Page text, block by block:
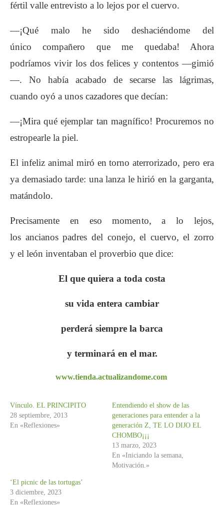
fértil valle entrevisto a lo lejos por el cuervo.
—¡Qué malo he sido deshaciéndome del
únicocompañero que me quedaba! Ahora
podríamos vivir los dos felices y contentos —gimió
—. No había acabado de secarse las lágrimas,
cuando oyó a unos cazadores que decían:
—¡Mira qué ejemplar tan magnífico! Procuremos no
estropearle la piel.
El infeliz animal miró en torno aterrorizado,pero era
ya demasiado tarde: una lanza le hirió en la garganta,
matándolo.
Precisamente en eso momento, a lo lejos,
los ancianos padres del conejo, el cuervo, el zorro
y el león inventaban el proverbio que dice:
El que quiera a toda costa
su vida entera cambiar
perderá siempre la barca
y terminará en el mar.
www.tienda.actualizandome.com
Vínculo. EL PRINCIPITO
28 septiembre, 2013
En «Reflexiones»
Entendiendo el show de las
generaciones para entender a la
generación Z, TE LO DIJO EL
CHOMBO¡¡¡
13 marzo, 2023
En «Iniciando la semana,
Motivación.»
‘El picnic de las tortugas’
3 diciembre, 2023
En «Reflexiones»